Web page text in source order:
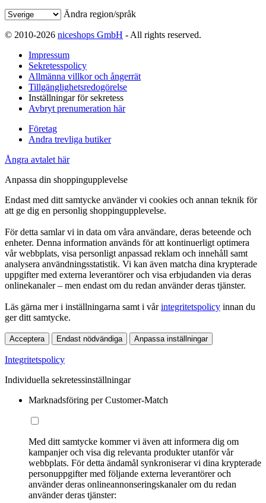
Ändra region/språk
© 2010-2026 niceshops GmbH - All rights reserved.
Impressum
Sekretesspolicy
Allmänna villkor och ångerrät
Tillgänglighetsredogörelse
Inställningar för sekretess
Avbryt prenumeration här
Företag
Andra trevliga butiker
Ångra avtalet här
Anpassa din shoppingupplevelse
Endast med ditt samtycke använder vi cookies och annan teknik för
att ge dig en personlig shoppingupplevelse.
För detta samlar vi in data om våra användare, deras beteende och
enheter. Denna information används för att kontinuerligt optimera
vår webbplats, visa personligt anpassad reklam och innehåll samt
analysera användningsstatistik. Vi kan även matcha dina krypterade
uppgifter med externa leverantörer och visa erbjudanden via deras
onlinekanaler – men endast om du redan använder deras tjänster.
Läs gärna mer i inställningarna samt i vårintegritetspolicy innan du
ger ditt samtycke.
Acceptera Endast nödvändiga Anpassa inställningar
Integritetspolicy
Individuella sekretessinställningar
Marknadsföring per Customer-Match
Med ditt samtycke kommer vi även att informera dig om
kampanjer och visa dig relevanta produkter utanför vår
webbplats. För detta ändamål synkroniserar vi dina krypterade
personuppgifter med följande externa leverantörer och
använder deras onlineannonseringskanaler om du redan
använder deras tjänster: